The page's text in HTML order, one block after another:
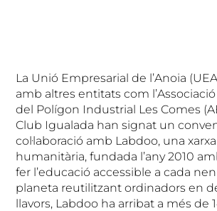
La Unió Empresarial de l’Anoia
amb altres entitats com
del Polígon Industrial Les Comes
Club Igualada han signat un
col·laboració amb Labdoo, una
humanitària, fundada l’any 2010
fer l’educació accessible a cada
planeta reutilitzant ordinadors en
llavors, Labdoo ha arribat a més de